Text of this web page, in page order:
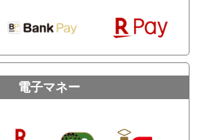
電子マネー